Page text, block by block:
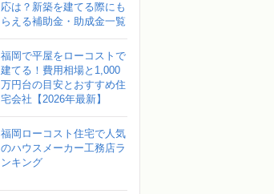
応は？新築を建てる際にも
らえる補助金・助成金一覧
福岡で平屋をローコストで
建てる！費用相場と1,000
万円台の目安とおすすめ住
宅会社【2026年最新】
福岡ローコスト住宅で人気
のハウスメーカー工務店ラ
ンキング